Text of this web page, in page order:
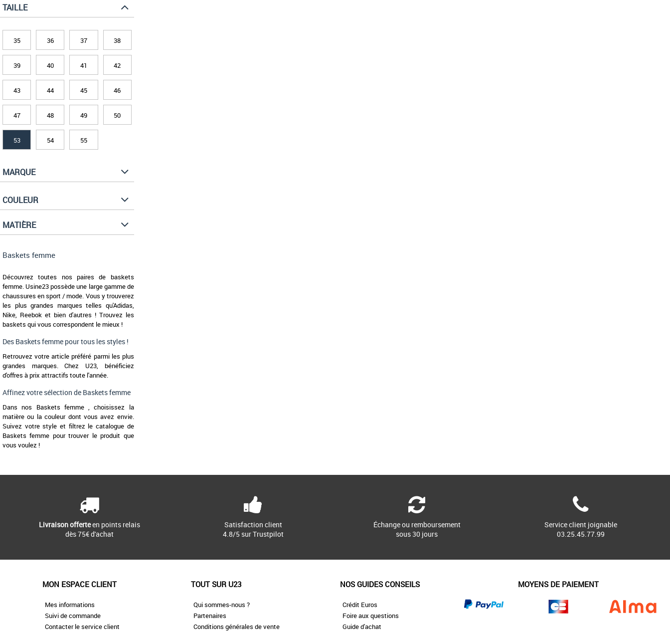
TAILLE
35 36 37 38
39 40 41 42
43 44 45 46
47 48 49 50
53 54 55
MARQUE
COULEUR
MATIÈRE
Baskets femme
Découvrez toutes nos paires de baskets
femme. Usine23 possède une large gamme de
chaussures en sport / mode. Vous y trouverez
les plus grandes marques telles qu'Adidas,
Nike, Reebok et bien d'autres ! Trouvez les
baskets qui vous correspondent le mieux !
Des Baskets femme pour tous les styles !
Retrouvez votre article préféré parmi les plus
grandes marques. Chez U23, bénéficiez
d'offres à prix attractifs toute l'année.
Affinez votre sélection de Baskets femme
Dans nos Baskets femme , choisissez la
matière ou la couleur dont vous avez envie.
Suivez votre style et filtrez le catalogue de
Baskets femme pour trouver le produit que
vous voulez !
Livraison offerteen points relais
dès 75€ d'achat
Satisfaction client
4.8/5 sur Trustpilot
Échange ou remboursement
sous 30 jours
Service client joignable
03.25.45.77.99
MON ESPACE CLIENT
Mes informations
Suivi de commande
Contacter le service client
TOUT SUR U23
Qui sommes-nous ?
Partenaires
Conditions générales de vente
NOS GUIDES CONSEILS
Crédit Euros
Foire aux questions
Guide d'achat
MOYENS DE PAIEMENT